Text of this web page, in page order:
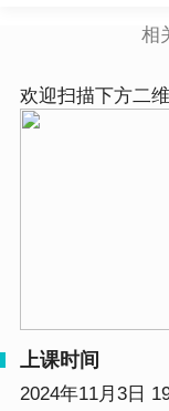
相
欢迎扫描下方二
上课时间
2024年11月3日